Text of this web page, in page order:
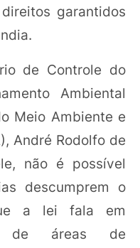
garantidos
de Controle do
Ambiental
Meio Ambiente e
André Rodolfo de
não é possível
descumprem o
a lei fala em
de áreas de